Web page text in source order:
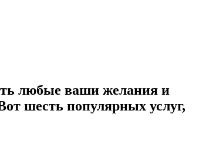
любые ваши желания и
шесть популярных услуг,